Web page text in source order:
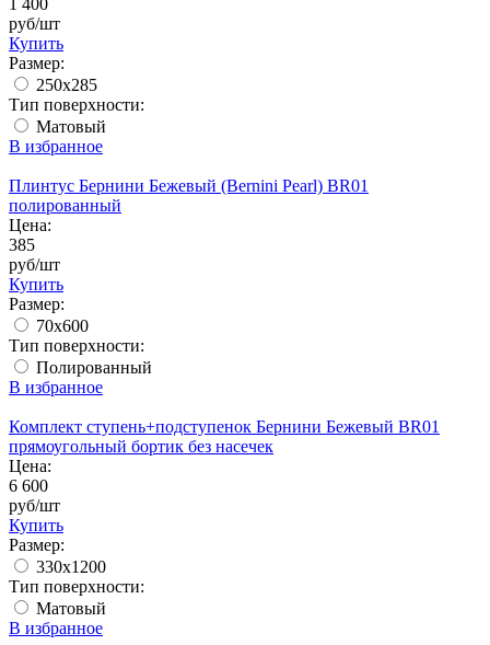
руб/шт
Купить
Размер:
250x285
Тип поверхности:
Матовый
В избранное
Плинтус Бернини Бежевый (Bernini Pearl) BR01
полированный
Цена:
385
руб/шт
Купить
Размер:
70x600
Тип поверхности:
Полированный
В избранное
Комплект ступень+подступенок Бернини Бежевый BR01
прямоугольный бортик без насечек
Цена:
6 600
руб/шт
Купить
Размер:
330x1200
Тип поверхности:
Матовый
В избранное